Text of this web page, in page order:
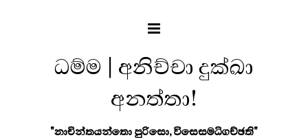
ධම්ම | අනිච්චා දුක්ඛා
අනත්තා!
"නාචින්තයන්තො පුරිසො, විසෙසමධිගච්ඡති"